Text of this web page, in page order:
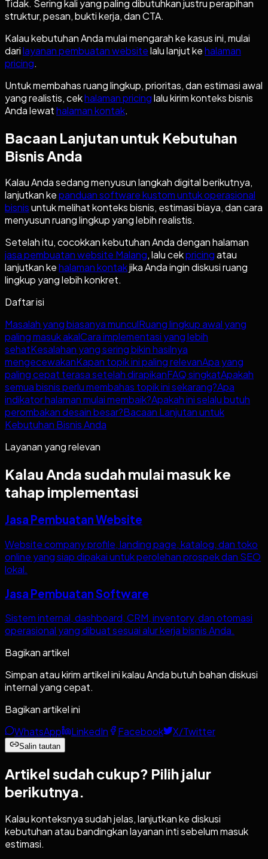
Tidak. Sering kali yang paling dibutuhkan justru perapihan
struktur, pesan, bukti kerja, dan CTA.
Kalau kebutuhan Anda mulai mengarah ke kasus ini, mulai
darilayanan pembuatan websitelalu lanjut kehalaman
pricing.
Untuk membahas ruang lingkup, prioritas, dan estimasi awal
yang realistis, cekhalaman pricinglalu kirim konteks bisnis
Anda lewathalaman kontak.
Bacaan Lanjutan untuk Kebutuhan
Bisnis Anda
Kalau Anda sedang menyusun langkah digital berikutnya,
lanjutkan kepanduan software kustom untuk operasional
bisnisuntuk melihat konteks bisnis, estimasi biaya, dan cara
menyusun ruang lingkup yang lebih realistis.
Setelah itu, cocokkan kebutuhan Anda dengan halaman
jasa pembuatan website Malang, lalu cekpricingatau
lanjutkan kehalaman kontakjika Anda ingin diskusi ruang
lingkup yang lebih konkret.
Daftar isi
Masalah yang biasanya munculRuang lingkup awal yang
paling masuk akalCara implementasi yang lebih
sehatKesalahan yang sering bikin hasilnya
mengecewakanKapan topik ini paling relevanApa yang
paling cepat terasa setelah dirapikanFAQ singkatApakah
semua bisnis perlu membahas topik ini sekarang?Apa
indikator halaman mulai membaik?Apakah ini selalu butuh
perombakan desain besar?Bacaan Lanjutan untuk
Kebutuhan Bisnis Anda
Layanan yang relevan
Kalau Anda sudah mulai masuk ke
tahap implementasi
Jasa Pembuatan Website
Website company profile, landing page, katalog, dan toko
online yang siap dipakai untuk perolehan prospek dan SEO
lokal.
Jasa Pembuatan Software
Sistem internal, dashboard, CRM, inventory, dan otomasi
operasional yang dibuat sesuai alur kerja bisnis Anda.
Bagikan artikel
Simpan atau kirim artikel ini kalau Anda butuh bahan diskusi
internal yang cepat.
Bagikan artikel ini
WhatsApp
LinkedIn Facebook X/Twitter
Salin tautan
Artikel sudah cukup? Pilih jalur
berikutnya.
Kalau konteksnya sudah jelas, lanjutkan ke diskusi
kebutuhan atau bandingkan layanan inti sebelum masuk
estimasi.